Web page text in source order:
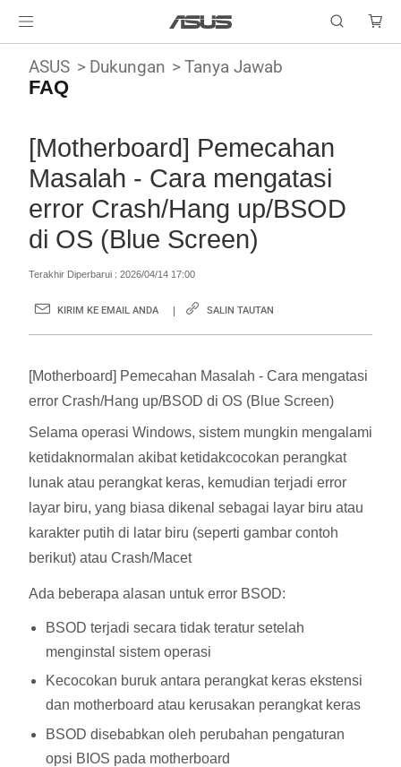
ASUS Dukungan Tanya Jawab
FAQ
[Motherboard] Pemecahan
Masalah - Cara mengatasi
error Crash/Hang up/BSOD
di OS (Blue Screen)
Terakhir Diperbarui : 2026/04/14 17:00
KIRIM KE EMAIL ANDA SALIN TAUTAN
[Motherboard] Pemecahan Masalah - Cara mengatasi
error Crash/Hang up/BSOD di OS (Blue Screen)
Selama operasi Windows, sistem mungkin mengalami
ketidaknormalan akibat ketidakcocokan perangkat
lunak atau perangkat keras, kemudian terjadi error
layar biru, yang biasa dikenal sebagai layar biru atau
karakter putih di latar biru (seperti gambar contoh
berikut) atau Crash/Macet
Ada beberapa alasan untuk error BSOD:
BSOD terjadi secara tidak teratur setelah
menginstal sistem operasi
Kecocokan buruk antara perangkat keras ekstensi
dan motherboard atau kerusakan perangkat keras
BSOD disebabkan oleh perubahan pengaturan
opsi BIOS pada motherboard